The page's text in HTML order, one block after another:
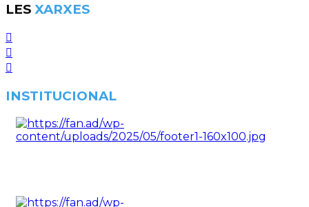
LES XARXES
INSTITUCIONAL